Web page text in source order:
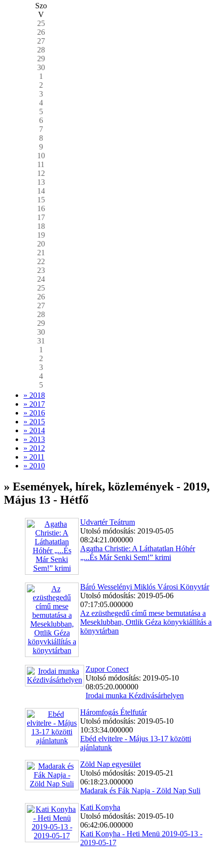
Szo
V
25
26
27
28
29
30
1
2
3
4
5
6
7
8
9
10
11
12
13
14
15
16
17
18
19
20
21
22
23
24
25
26
27
28
29
30
31
1
2
3
4
5
» 2018
» 2017
» 2016
» 2015
» 2014
» 2013
» 2012
» 2011
» 2010
» Események, hírek, közlemények - 2019,
Május 13 - Hétfő
Udvartér Teátrum
Utolsó módosítás: 2019-05-05
08:24:21.000000
Agatha Christie: A Láthatatlan Hóhér
„...És Már Senki Sem!” krimi
Báró Wesselényi Miklós Városi Könyvtár
Utolsó módosítás: 2019-05-06
07:17:05.000000
Az ezüsthegedű című mese bemutatása a
Meseklubban, Ottlik Géza könyvkiállítás a
könyvtárban
Zupor Conect
Utolsó módosítás: 2019-05-10
08:05:20.000000
Irodai munka Kézdivásárhelyen
Háromfogás Ételfutár
Utolsó módosítás: 2019-05-10
10:33:34.000000
Ebéd elvitelre - Május 13-17 közötti
ajánlatunk
Zöld Nap egyesület
Utolsó módosítás: 2019-05-21
06:18:23.000000
Madarak és Fák Napja - Zöld Nap Suli
Kati Konyha
Utolsó módosítás: 2019-05-10
06:42:06.000000
Kati Konyha - Heti Menü 2019-05-13 -
2019-05-17